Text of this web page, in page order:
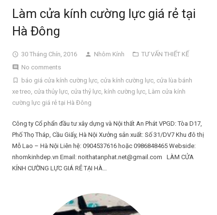
Làm cửa kính cường lực giá rẻ tại
Hà Đông
30 Tháng Chín, 2016 Nhôm Kính
TƯ VẤN THIẾT KẾ
No comments
báo giá cửa kính cường lực, cửa kính cường lực, cửa lùa bánh
xe treo, cửa thủy lực, cửa thỷ lực, kính cường lực, Làm cửa kính
cường lực giá rẻ tại Hà Đông
Công ty Cổ phẩn đầu tư xây dựng và Nội thất An Phát VPGD: Tòa D17,
Phố Thọ Tháp, Cầu Giấy, Hà Nội Xưởng sản xuất: Số 31/DV7 Khu đô thị
Mỗ Lao – Hà Nội Liên hệ: 0904537616 hoặc 0986848465 Webside:
nhomkinhdep.vn Email: noithatanphat.net@gmail.com LÀM CỬA
KÍNH CƯỜNG LỰC GIÁ RẺ TẠI HÀ…